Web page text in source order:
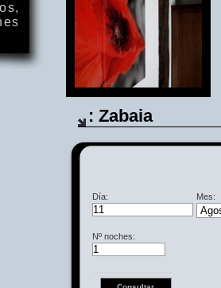
: Zabaia
Día: Mes:
Nº noches: